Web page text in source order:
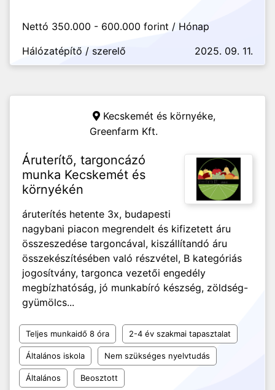
Nettó 350.000 - 600.000 forint / Hónap
Hálózatépítő / szerelő
2025. 09. 11.
Kecskemét és környéke,
Greenfarm Kft.
Áruterítő, targoncázó
munka Kecskemét és
környékén
áruterítés hetente 3x, budapesti
nagybani piacon megrendelt és kifizetett áru
összeszedése targoncával, kiszállítandó áru
összekészítésében való részvétel, B kategóriás
jogosítvány, targonca vezetői engedély
megbízhatóság, jó munkabíró készség, zöldség-
gyümölcs...
Teljes munkaidő 8 óra 2-4 év szakmai tapasztalat
Általános iskola Nem szükséges nyelvtudás
Általános Beosztott